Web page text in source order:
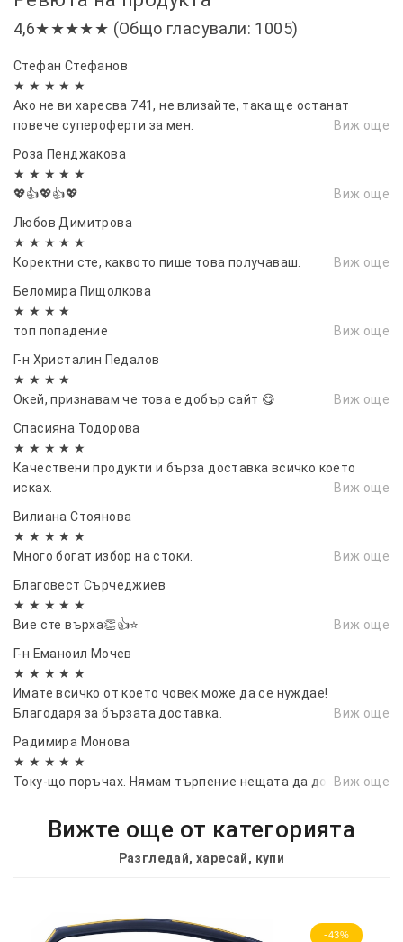
4,6★★★★★ (Общо гласували: 1005)
Стефан Стефанов
★ ★ ★ ★ ★
Ако не ви харесва 741, не влизайте, така ще останат
повече супероферти за мен.
Виж още
Роза Пенджакова
★ ★ ★ ★ ★
💖👍💖👍💖
Виж още
Любов Димитрова
★ ★ ★ ★ ★
Коректни сте, каквото пише това получаваш.
Виж още
Беломира Пищолкова
★ ★ ★ ★
топ попадение
Виж още
Г-н Христалин Педалов
★ ★ ★ ★
Окей, признавам че това е добър сайт 😋
Виж още
Спасияна Тодорова
★ ★ ★ ★ ★
Качествени продукти и бърза доставка всичко което
исках.
Виж още
Вилиана Стоянова
★ ★ ★ ★ ★
Много богат избор на стоки.
Виж още
Благовест Сърчеджиев
★ ★ ★ ★ ★
Вие сте върха👏👍⭐
Виж още
Г-н Еманоил Мочев
★ ★ ★ ★ ★
Имате всичко от което човек може да се нуждае!
Благодаря за бързата доставка.
Виж още
Радимира Монова
★ ★ ★ ★ ★
Току-що поръчах. Нямам търпение нещата да дойдат.Виж още
Вижте още от категорията
Разгледай, харесай, купи
-43%